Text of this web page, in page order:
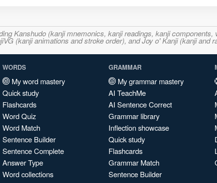
Kanshudo (kanji mnemonics, kanji readings, kanji
(kanji animations and stroke order), and Joy o' Kanji (kanji
WORDS
My word mastery
Quick study
Flashcards
Word Quiz
Word Match
Sentence Builder
Sentence Complete
Answer Type
Word collections
GRAMMAR
My grammar mastery
AI TeachMe
AI Sentence Correct
Grammar library
Inflection showcase
Quick study
Flashcards
Grammar Match
Sentence Builder